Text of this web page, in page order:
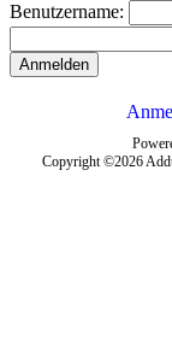
Benutzername:
Anmelden
Copyright ©2026